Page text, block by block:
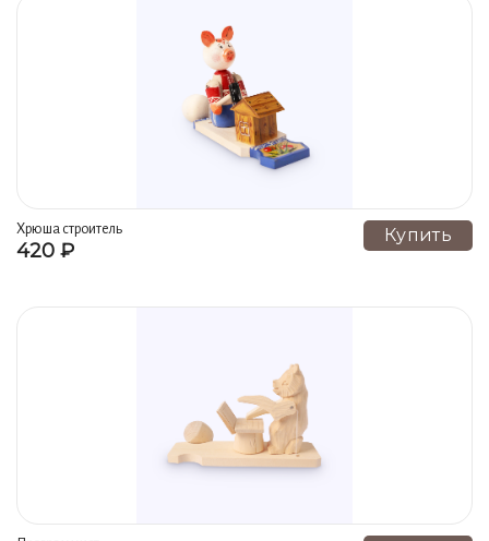
Хрюша строитель
420 ₽
Купить